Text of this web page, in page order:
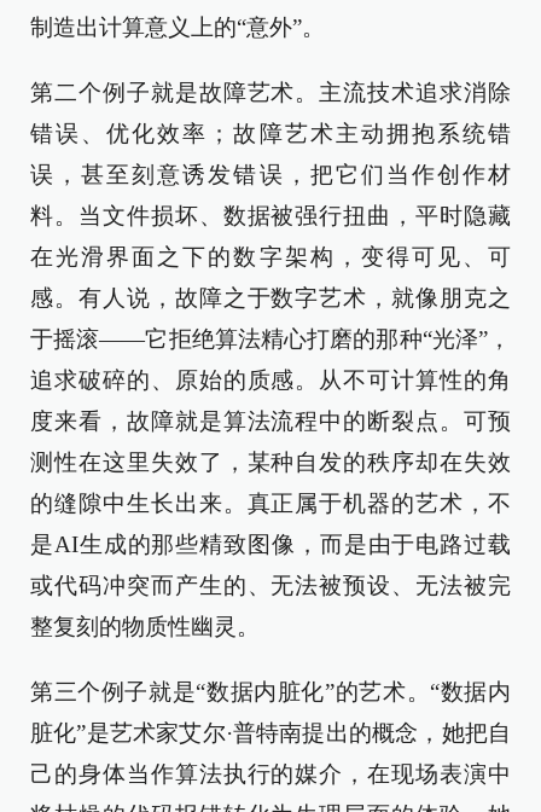
制造出计算意义上的“意外”。
第二个例子就是故障艺术。主流技术追求消除
错误、优化效率；故障艺术主动拥抱系统错
误，甚至刻意诱发错误，把它们当作创作材
料。当文件损坏、数据被强行扭曲，平时隐藏
在光滑界面之下的数字架构，变得可见、可
感。有人说，故障之于数字艺术，就像朋克之
于摇滚——它拒绝算法精心打磨的那种“光泽”，
追求破碎的、原始的质感。从不可计算性的角
度来看，故障就是算法流程中的断裂点。可预
测性在这里失效了，某种自发的秩序却在失效
的缝隙中生长出来。真正属于机器的艺术，不
是AI生成的那些精致图像，而是由于电路过载
或代码冲突而产生的、无法被预设、无法被完
整复刻的物质性幽灵。
第三个例子就是“数据内脏化”的艺术。“数据内
脏化”是艺术家艾尔·普特南提出的概念，她把自
己的身体当作算法执行的媒介，在现场表演中